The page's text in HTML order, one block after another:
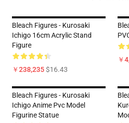
Bleach Figures - Kurosaki
Ichigo 16cm Acrylic Stand
Figure
￥238,235$16.43
￥
Bleach Figures - Kurosaki
Ichigo Anime Pvc Model
Figurine Statue